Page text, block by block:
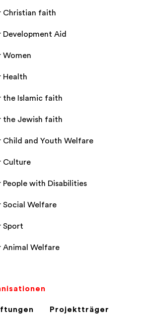
Christian faith
Development Aid
Women
Health
the Islamic faith
the Jewish faith
Child and Youth Welfare
Culture
People with Disabilities
Social Welfare
Sport
Animal Welfare
Projektträger